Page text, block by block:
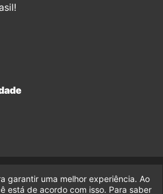
da Marvel, uma empresa da Legado
Enterprises.
garantir uma melhor experiência. Ao
está de acordo com isso. Para saber